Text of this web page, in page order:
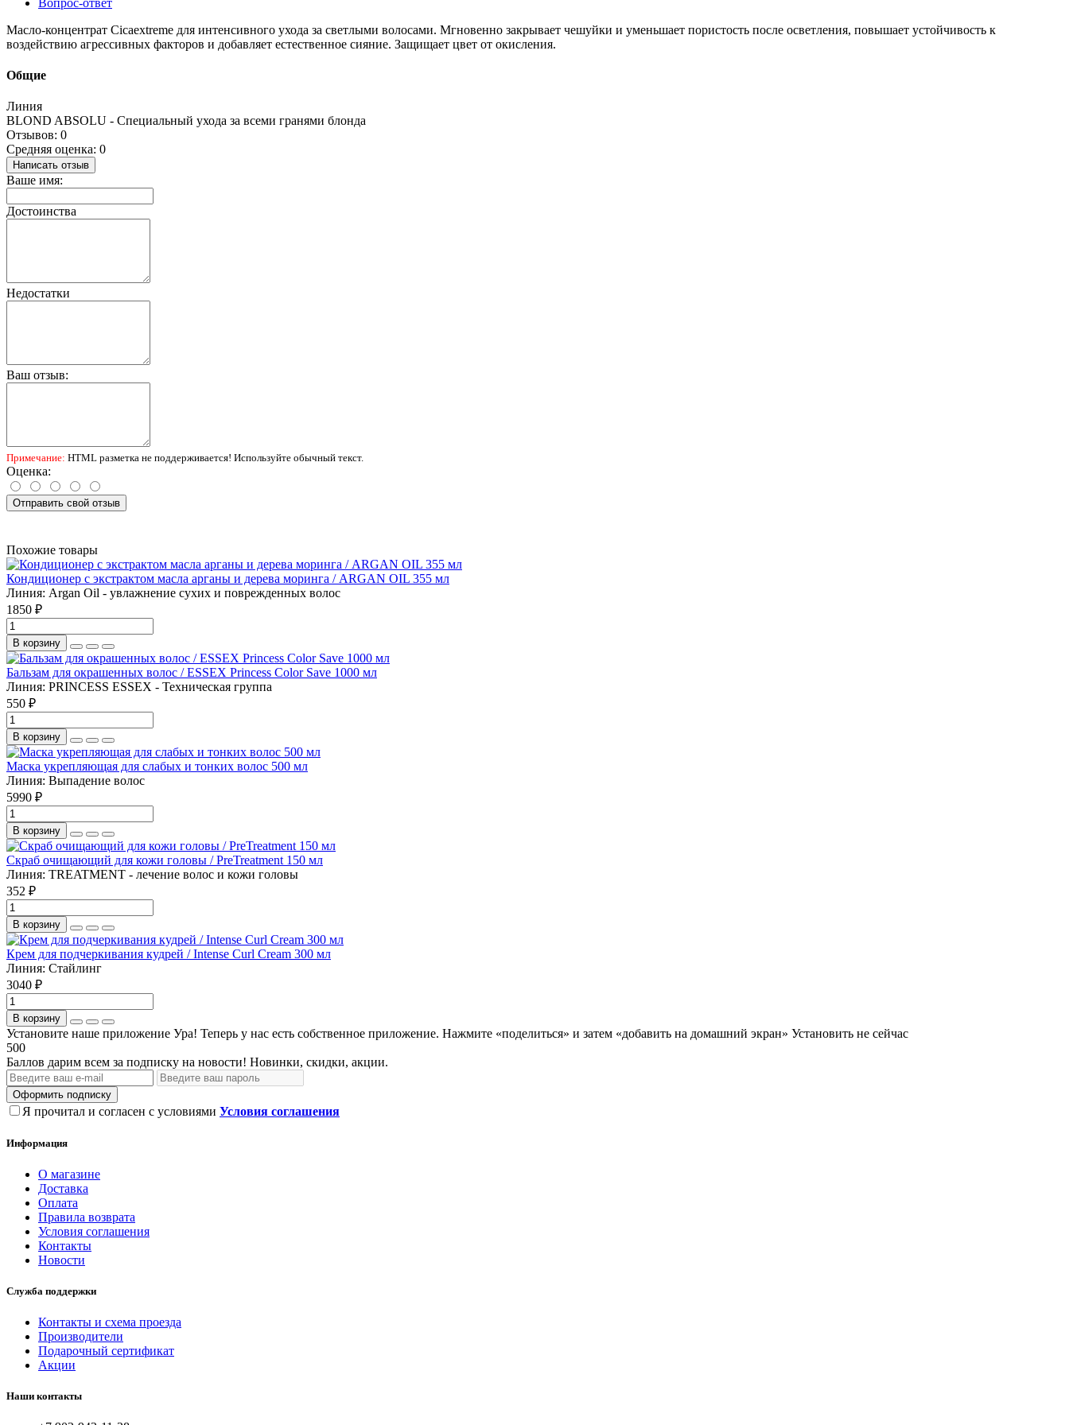
Масло-концентрат Cicaextreme для интенсивного ухода за светлыми волосами. Мгновенно закрывает чешуйки и уменьшает пористость после осветления, повышает устойчивость к
воздействию агрессивных факторов и добавляет естественное сияние. Защищает цвет от окисления.
Общие
Линия
BLOND ABSOLU - Специальный ухода за всеми гранями блонда
Отзывов: 0
Средняя оценка: 0
Написать отзыв
Ваше имя:
Достоинства
Недостатки
Ваш отзыв:
Примечание: HTML разметка не поддерживается! Используйте обычный текст.
Оценка:
Отправить свой отзыв
Похожие товары
Кондиционер с экстрактом масла арганы и дерева моринга / ARGAN OIL 355 мл
Линия: Argan Oil - увлажнение сухих и поврежденных волос
1850 ₽
В корзину
Бальзам для окрашенных волос / ESSEX Princess Color Save 1000 мл
Линия: PRINCESS ESSEX - Техническая группа
550 ₽
В корзину
Маска укрепляющая для слабых и тонких волос 500 мл
Линия: Выпадение волос
5990 ₽
В корзину
Скраб очищающий для кожи головы / PreTreatment 150 мл
Линия: TREATMENT - лечение волос и кожи головы
352 ₽
В корзину
Крем для подчеркивания кудрей / Intense Curl Cream 300 мл
Линия: Стайлинг
3040 ₽
В корзину
Установите наше приложение Ура! Теперь у нас есть собственное приложение. Нажмите «поделиться» и затем «добавить на домашний экран» Установить не сейчас
500
Баллов дарим всем за подписку на новости! Новинки, скидки, акции.
Оформить подписку
Я прочитал и согласен с условиями Условия соглашения
Информация
О магазине
Доставка
Оплата
Правила возврата
Условия соглашения
Контакты
Новости
Служба поддержки
Контакты и схема проезда
Производители
Подарочный сертификат
Акции
Наши контакты